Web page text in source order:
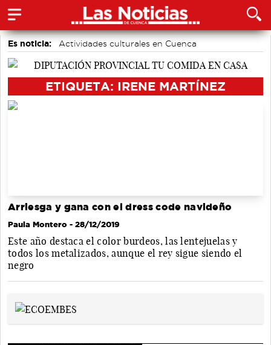
Es noticia:
Actividades culturales en Cuenca
Área de Deportes
Auditorio de Cuenca
ETIQUETA: IRENE MARTÍNEZ
Arriesga y gana con el dress code navideño
Paula Montero - 28/12/2019
Este año destaca el color burdeos, las lentejuelas y
todos los metalizados, aunque el rey sigue siendo el
negro